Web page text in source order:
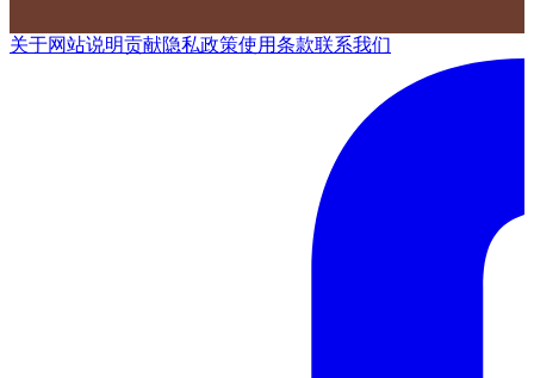
关于网站说明贡献隐私政策使用条款联系我们